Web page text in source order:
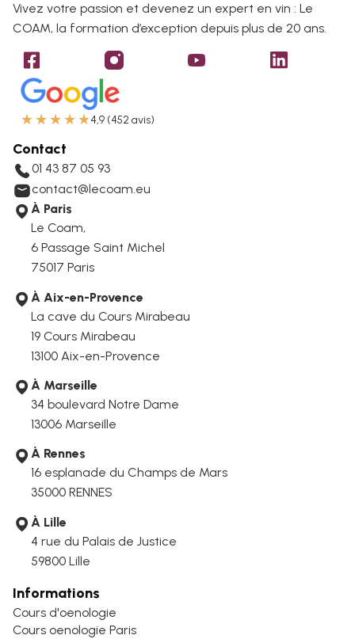
Vivez votre passion et devenez un expert en vin : Le
COAM, la formation d’exception depuis plus de 20 ans.
★ ★ ★ ★ ★4,9 (452 avis)
Contact
01 43 87 05 93
contact@lecoam.eu
À Paris
Le Coam,
6 Passage Saint Michel
75017 Paris
À Aix-en-Provence
La cave du Cours Mirabeau
19 Cours Mirabeau
13100 Aix-en-Provence
À Marseille
34 boulevard Notre Dame
13006 Marseille
À Rennes
16 esplanade du Champs de Mars
35000 RENNES
À Lille
4 rue du Palais de Justice
59800 Lille
Informations
Cours d'oenologie
Cours oenologie Paris